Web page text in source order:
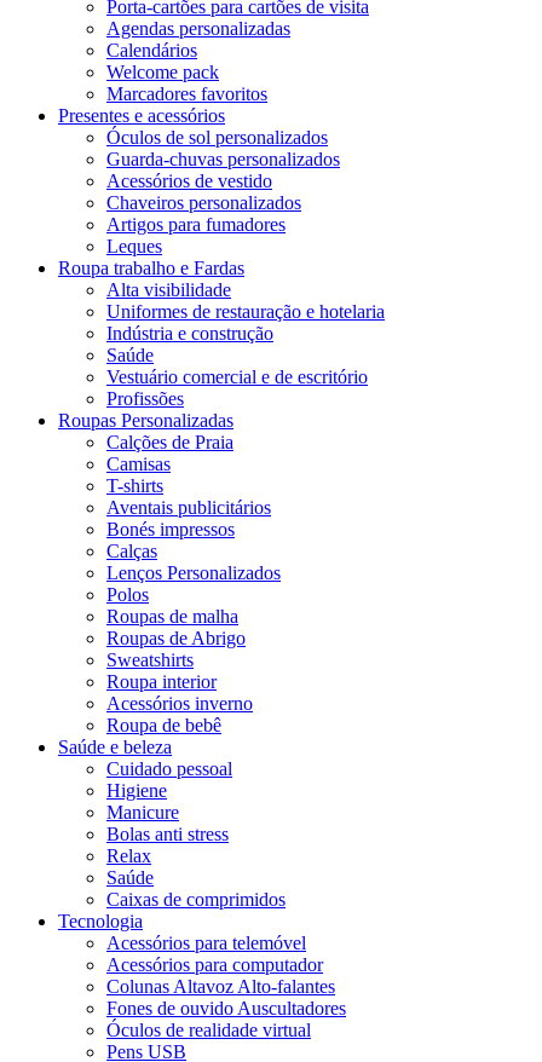
Porta-cartões para cartões de visita
Agendas personalizadas
Calendários
Welcome pack
Marcadores favoritos
Presentes e acessórios
Óculos de sol personalizados
Guarda-chuvas personalizados
Acessórios de vestido
Chaveiros personalizados
Artigos para fumadores
Leques
Roupa trabalho e Fardas
Alta visibilidade
Uniformes de restauração e hotelaria
Indústria e construção
Saúde
Vestuário comercial e de escritório
Profissões
Roupas Personalizadas
Calções de Praia
Camisas
T-shirts
Aventais publicitários
Bonés impressos
Calças
Lenços Personalizados
Polos
Roupas de malha
Roupas de Abrigo
Sweatshirts
Roupa interior
Acessórios inverno
Roupa de bebê
Saúde e beleza
Cuidado pessoal
Higiene
Manicure
Bolas anti stress
Relax
Saúde
Caixas de comprimidos
Tecnologia
Acessórios para telemóvel
Acessórios para computador
Colunas Altavoz Alto-falantes
Fones de ouvido Auscultadores
Óculos de realidade virtual
Pens USB